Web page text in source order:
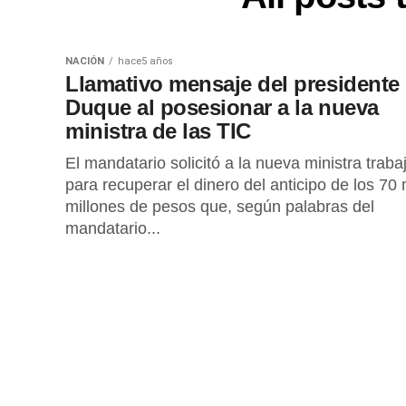
NACIÓN hace5 años
Llamativo mensaje del presidente
Duque al posesionar a la nueva
ministra de las TIC
El mandatario solicitó a la nueva ministra
para recuperar el dinero del anticipo de los 70
millones de pesos que, según palabras del
mandatario...